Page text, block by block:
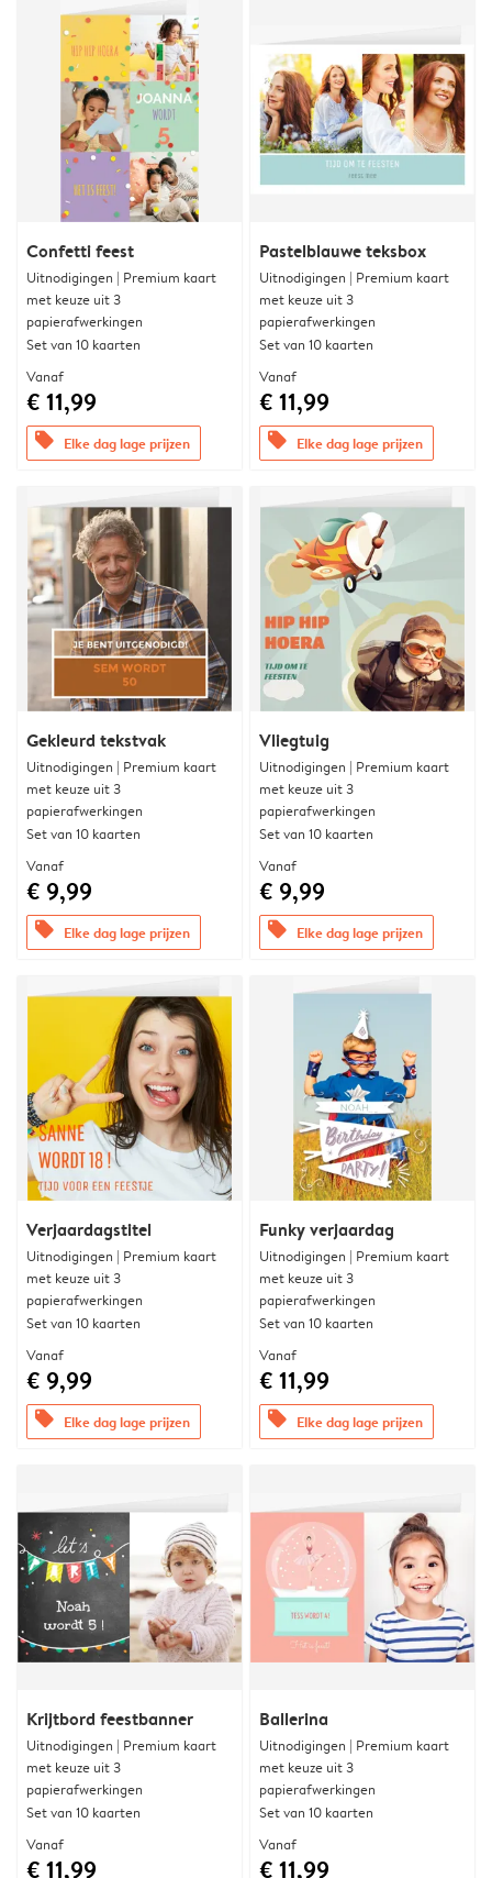
Confetti feest
Uitnodigingen | Premium kaart
met keuze uit 3
papierafwerkingen
Set van 10 kaarten
Vanaf
€ 11,99
offers Elke dag lage prijzen
Pastelblauwe teksbox
Uitnodigingen | Premium kaart
met keuze uit 3
papierafwerkingen
Set van 10 kaarten
Vanaf
€ 11,99
offers Elke dag lage prijzen
Gekleurd tekstvak
Uitnodigingen | Premium kaart
met keuze uit 3
papierafwerkingen
Set van 10 kaarten
Vanaf
€ 9,99
offers Elke dag lage prijzen
Vliegtuig
Uitnodigingen | Premium kaart
met keuze uit 3
papierafwerkingen
Set van 10 kaarten
Vanaf
€ 9,99
offers Elke dag lage prijzen
Verjaardagstitel
Uitnodigingen | Premium kaart
met keuze uit 3
papierafwerkingen
Set van 10 kaarten
Vanaf
€ 9,99
offers Elke dag lage prijzen
Funky verjaardag
Uitnodigingen | Premium kaart
met keuze uit 3
papierafwerkingen
Set van 10 kaarten
Vanaf
€ 11,99
offers Elke dag lage prijzen
Krijtbord feestbanner
Uitnodigingen | Premium kaart
met keuze uit 3
papierafwerkingen
Set van 10 kaarten
Vanaf
€ 11,99
Ballerina
Uitnodigingen | Premium kaart
met keuze uit 3
papierafwerkingen
Set van 10 kaarten
Vanaf
€ 11,99